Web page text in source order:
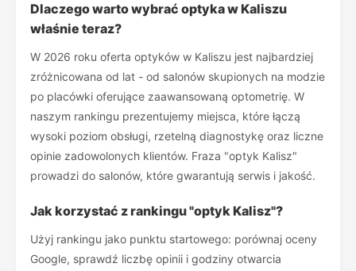
Dlaczego warto wybrać optyka w Kaliszu
właśnie teraz?
W 2026 roku oferta optyków w Kaliszu jest najbardziej
zróżnicowana od lat - od salonów skupionych na modzie
po placówki oferujące zaawansowaną optometrię. W
naszym rankingu prezentujemy miejsca, które łączą
wysoki poziom obsługi, rzetelną diagnostykę oraz liczne
opinie zadowolonych klientów. Fraza "optyk Kalisz"
prowadzi do salonów, które gwarantują serwis i jakość.
Jak korzystać z rankingu "optyk Kalisz"?
Użyj rankingu jako punktu startowego: porównaj oceny
Google, sprawdź liczbę opinii i godziny otwarcia